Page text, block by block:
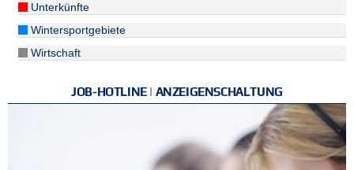
Unterkünfte
Wintersportgebiete
Wirtschaft
JOB-HOTLINE | ANZEIGENSCHALTUNG